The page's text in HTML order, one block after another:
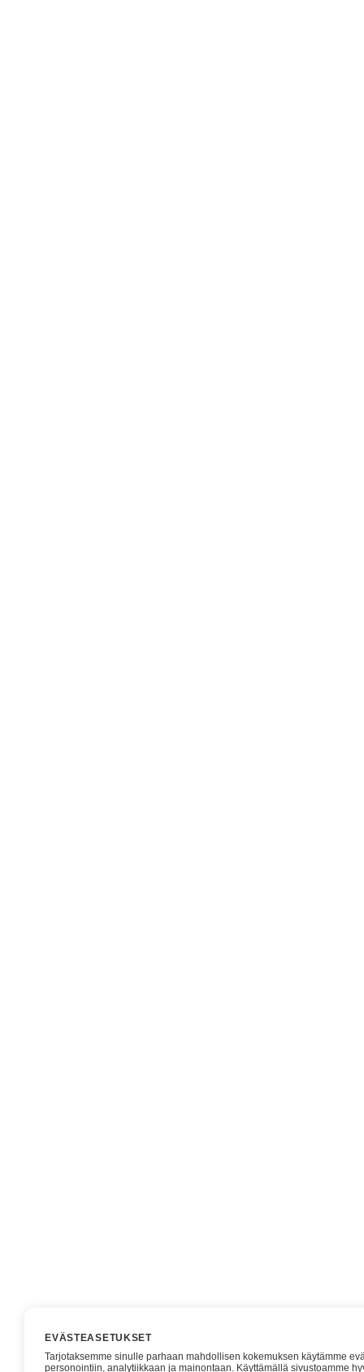
EVÄSTEASETUKSET
Tarjotaksemme sinulle parhaan mahdollisen kokemuksen käytämme
personointiin, analytiikkaan ja mainontaan. Käyttämällä sivustoamme